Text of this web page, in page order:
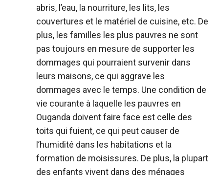
abris, l’eau, la nourriture, les lits, les
couvertures et le matériel de cuisine, etc. De
plus, les familles les plus pauvres ne sont
pas toujours en mesure de supporter les
dommages qui pourraient survenir dans
leurs maisons, ce qui aggrave les
dommages avec le temps. Une condition de
vie courante à laquelle les pauvres en
Ouganda doivent faire face est celle des
toits qui fuient, ce qui peut causer de
l’humidité dans les habitations et la
formation de moisissures. De plus, la plupart
des enfants vivent dans des ménages